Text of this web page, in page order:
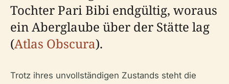
Tochter Pari Bibi endgültig, woraus
ein Aberglaube über der Stätte lag
(Atlas Obscura).
Trotz ihres unvollständigen Zustands steht die